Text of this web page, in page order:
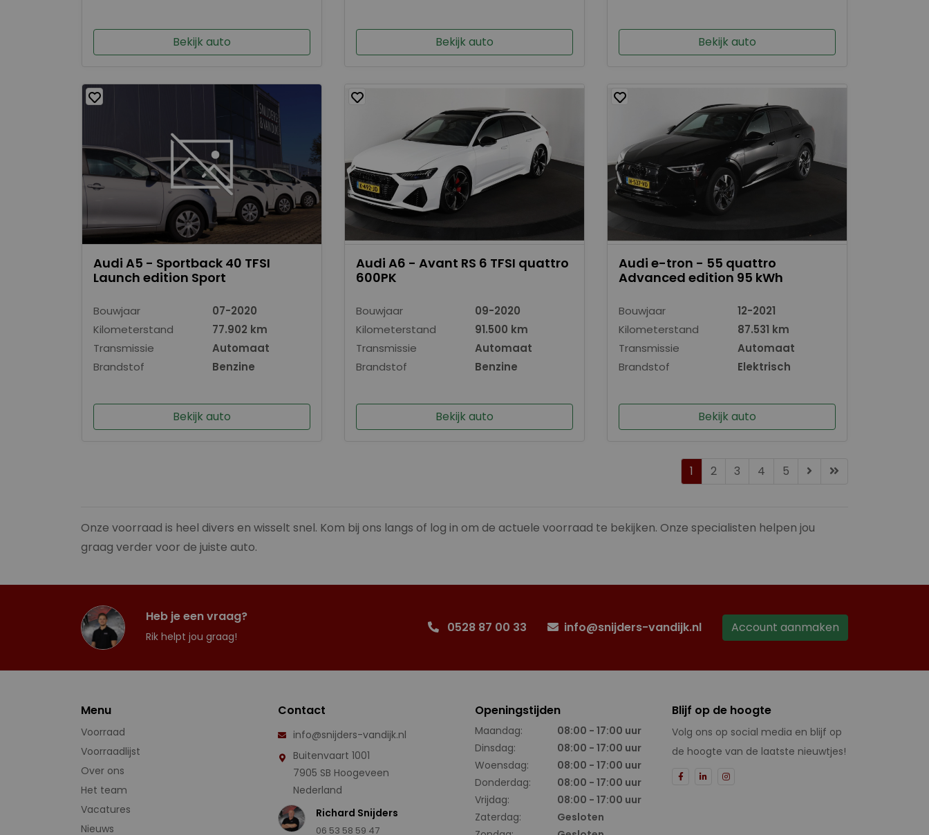
Bekijk auto Bekijk auto Bekijk auto
Audi A5 - Sportback 40 TFSI
Launch edition Sport
Bouwjaar
07-2020
Kilometerstand
77.902 km
Transmissie
Automaat
Brandstof
Benzine
Bekijk auto
Audi A6 - Avant RS 6 TFSI quattro
600PK
Bouwjaar
09-2020
Kilometerstand
91.500 km
Transmissie
Automaat
Brandstof
Benzine
Bekijk auto
Audi e-tron - 55 quattro
Advanced edition 95 kWh
Bouwjaar
12-2021
Kilometerstand
87.531 km
Transmissie
Automaat
Brandstof
Elektrisch
Bekijk auto
1 2 3 4 5
Onze voorraad is heel divers en wisselt snel. Kom bij ons langs of log in om de actuele voorraad te bekijken. Onze specialisten helpen jou
graag verder voor de juiste auto.
Heb je een vraag?
Rik helpt jou graag!
0528 87 00 33 info@snijders-vandijk.nl Account aanmaken
Menu
Voorraad
Voorraadlijst
Over ons
Het team
Vacatures
Nieuws
Contact
info@snijders-vandijk.nl
Buitenvaart 1001
7905 SB Hoogeveen
Nederland
Richard Snijders
06 53 58 59 47
Openingstijden
Maandag:
08:00 - 17:00 uur
Dinsdag:
08:00 - 17:00 uur
Woensdag:
08:00 - 17:00 uur
Donderdag:
08:00 - 17:00 uur
Vrijdag:
08:00 - 17:00 uur
Zaterdag:
Gesloten
Blijf op de hoogte
Volg ons op social media en blijf op
de hoogte van de laatste nieuwtjes!